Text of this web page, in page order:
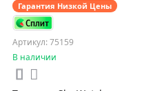
Гарантия Низкой Цены
Артикул: 75159
В наличии